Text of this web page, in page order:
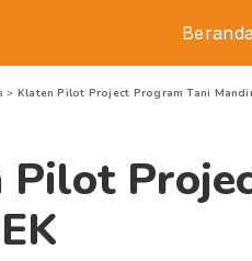
> Klaten Pilot Project Program Tani
Pilot